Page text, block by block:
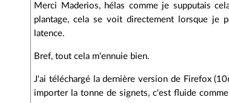
Merci Maderios, hélas comme je supputais
plantage, cela se voit directement lorsque je
latence.
Bref, tout cela m'ennuie bien.
J'ai téléchargé la dernière version de Firefox
importer la tonne de signets, c'est fluide